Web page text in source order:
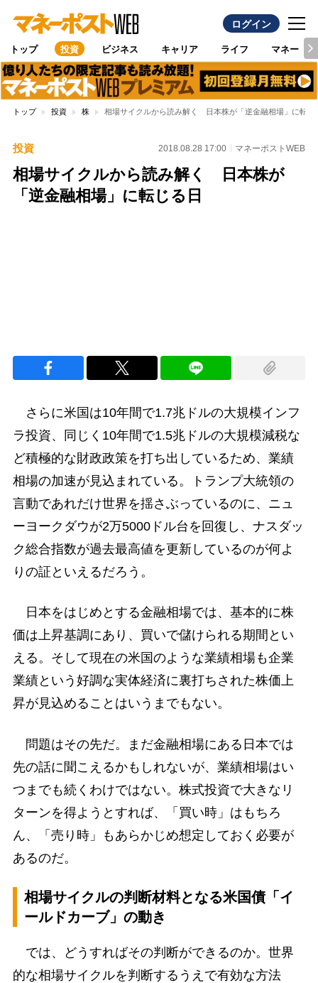
ログイン
トップ 投資 ビジネス キャリア ライフ マネー
トップ 投資 株 相場サイクルから読み解く 日本株が「逆金融相場」に転じ
投資 2018.08.28 17:00 マネーポストWEB
相場サイクルから読み解く 日本株が
「逆金融相場」に転じる日
さらに米国は10年間で1.7兆ドルの大規模インフ
ラ投資、同じく10年間で1.5兆ドルの大規模減税な
ど積極的な財政政策を打ち出しているため、業績
相場の加速が見込まれている。トランプ大統領の
言動であれだけ世界を揺さぶっているのに、ニュ
ーヨークダウが2万5000ドル台を回復し、ナスダッ
ク総合指数が過去最高値を更新しているのが何よ
りの証といえるだろう。
日本をはじめとする金融相場では、基本的に株
価は上昇基調にあり、買いで儲けられる期間とい
える。そして現在の米国のような業績相場も企業
業績という好調な実体経済に裏打ちされた株価上
昇が見込めることはいうまでもない。
問題はその先だ。まだ金融相場にある日本では
先の話に聞こえるかもしれないが、業績相場はい
つまでも続くわけではない。株式投資で大きなリ
ターンを得ようとすれば、「買い時」はもちろ
ん、「売り時」もあらかじめ想定しておく必要が
あるのだ。
相場サイクルの判断材料となる米国債「イ
ールドカーブ」の動き
では、どうすればその判断ができるのか。世界
的な相場サイクルを判断するうえで有効な方法